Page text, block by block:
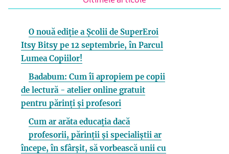
O nouă ediție a Școlii de SuperEroi
Itsy Bitsy pe 12 septembrie, în Parcul
Lumea Copiilor!
Badabum: Cum îi apropiem pe copii
de lectură - atelier online gratuit
pentru părinți și profesori
Cum ar arăta educația dacă
profesorii, părinții și specialiștii ar
începe, în sfârșit, să vorbească unii cu